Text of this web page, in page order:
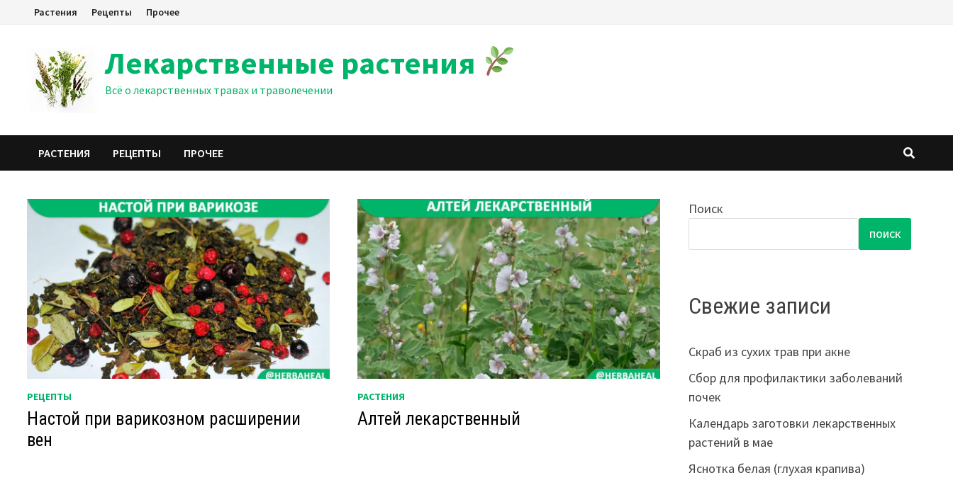
Перейти
содержимому
Растения Рецепты Прочее
Лекарственные растения
Всё о лекарственных травах и траволечении
РАСТЕНИЯ РЕЦЕПТЫ ПРОЧЕЕ
РЕЦЕПТЫ
Настой при варикозном расширении
вен
РАСТЕНИЯ
Алтей лекарственный
Поиск
ПОИСК
Свежие записи
Скраб из сухих трав при акне
Сбор для профилактики заболеваний
почек
Календарь заготовки лекарственных
растений в мае
Яснотка белая (глухая крапива)